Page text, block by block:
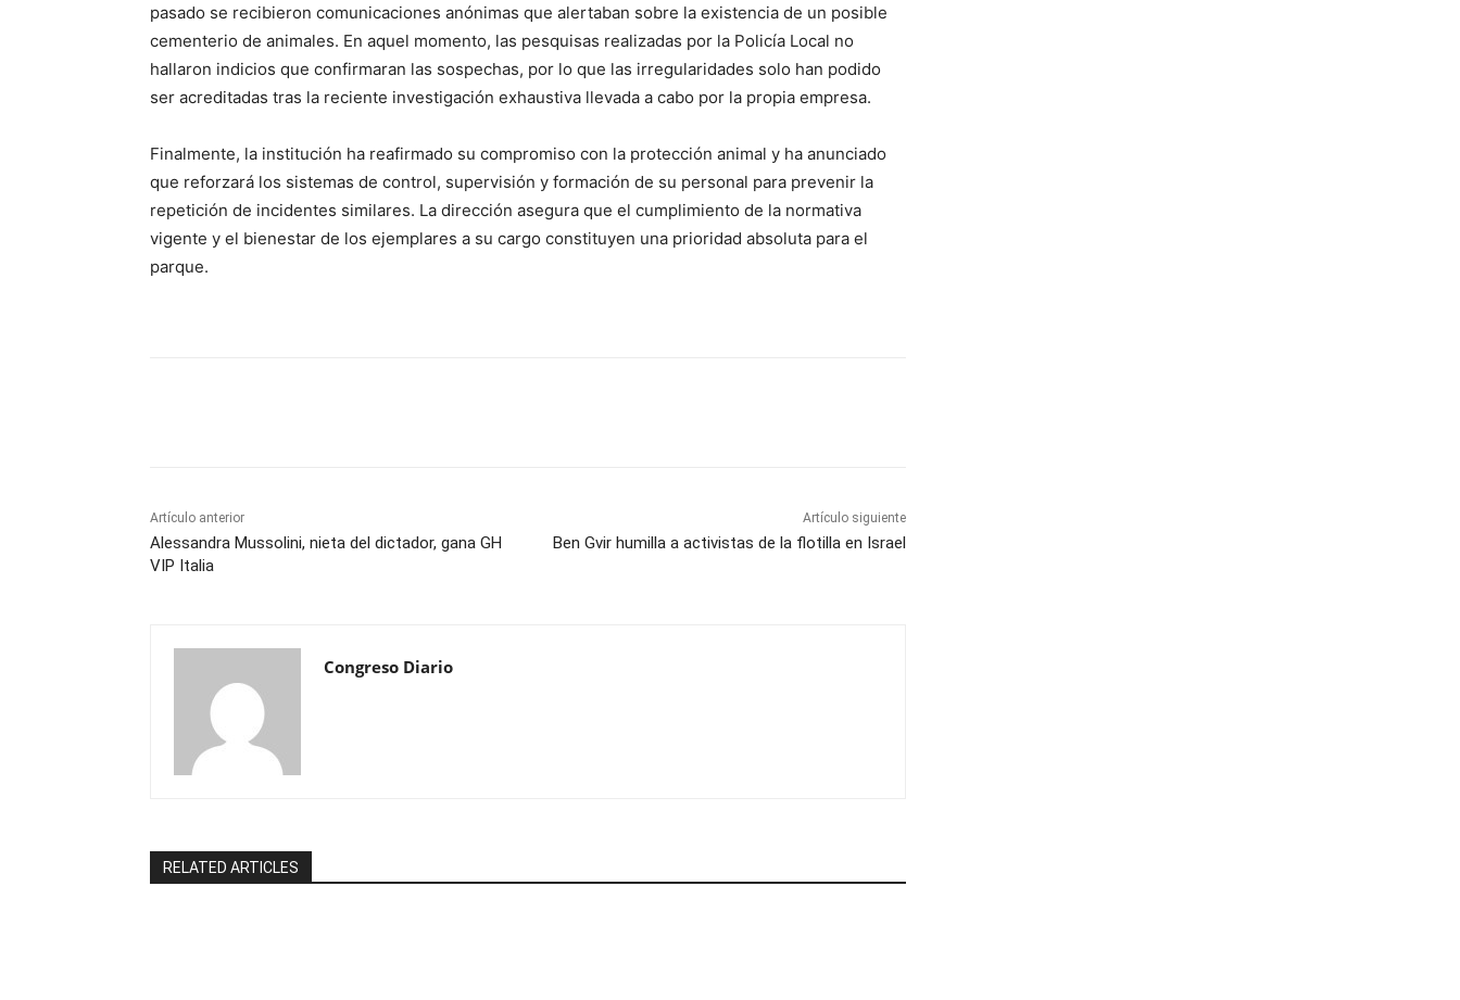
pasado se recibieron comunicaciones anónimas que alertaban sobre la existencia de un posible
cementerio de animales. En aquel momento, las pesquisas realizadas por la Policía Local no
hallaron indicios que confirmaran las sospechas, por lo que las irregularidades solo han podido
ser acreditadas tras la reciente investigación exhaustiva llevada a cabo por la propia empresa.
Finalmente, la institución ha reafirmado su compromiso con la protección animal y ha anunciado
que reforzará los sistemas de control, supervisión y formación de su personal para prevenir la
repetición de incidentes similares. La dirección asegura que el cumplimiento de la normativa
vigente y el bienestar de los ejemplares a su cargo constituyen una prioridad absoluta para el
parque.
Artículo anterior
Alessandra Mussolini, nieta del dictador, gana GH
VIP Italia
Artículo siguiente
Ben Gvir humilla a activistas de la flotilla en Israel
Congreso Diario
RELATED ARTICLES